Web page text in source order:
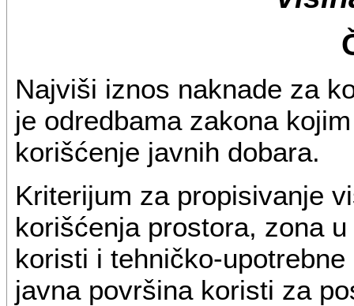
Najviši iznos naknade za
je odredbama zakona
korišćenje javnih dobara.
Kriterijum za propisivanje
korišćenja prostora, zona
koristi i tehničko-
javna površina koristi za